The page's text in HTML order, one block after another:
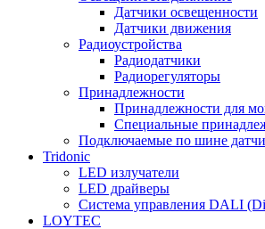
Датчики освещенности
Датчики движения
Радиоустройства
Радиодатчики
Радиорегуляторы
Принадлежности
Принадлежности для
Специальные
Подключаемые по шине
Tridonic
LED излучатели
LED драйверы
Система управления DALI
LOYTEC